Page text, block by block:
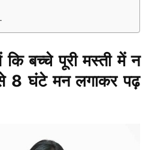
बच्चे पूरी मस्ती में न
8 घंटे मन लगाकर पढ़